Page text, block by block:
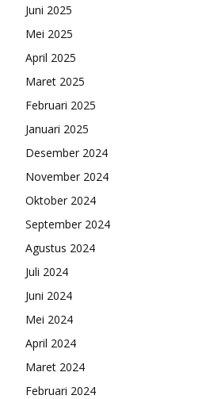
Juni 2025
Mei 2025
April 2025
Maret 2025
Februari 2025
Januari 2025
Desember 2024
November 2024
Oktober 2024
September 2024
Agustus 2024
Juli 2024
Juni 2024
Mei 2024
April 2024
Maret 2024
Februari 2024